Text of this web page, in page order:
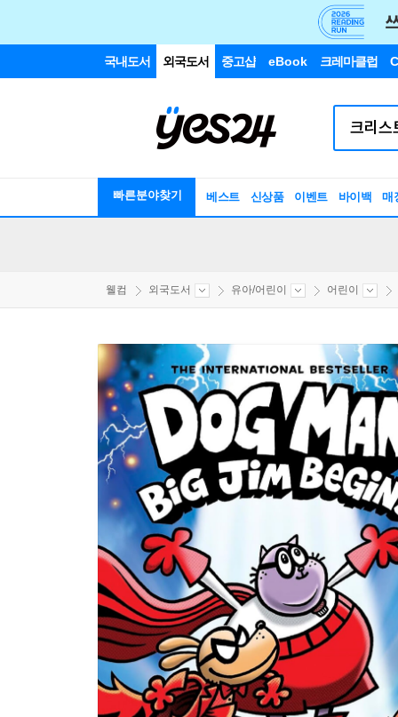
국내도서 외국도서 중고샵 eBook 크레마클럽
빠른분야찾기 베스트 신상품 이벤트 바이백 매
웰컴 외국도서 유아/어린이 어린이